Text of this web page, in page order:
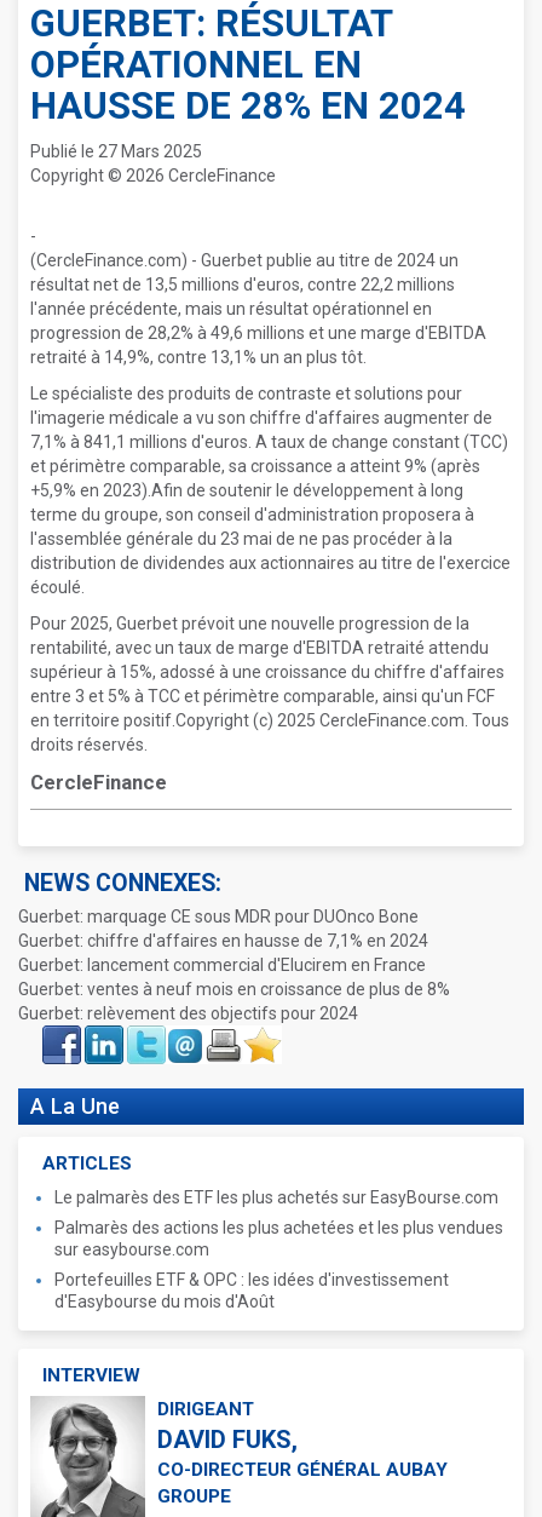
GUERBET: RÉSULTAT
OPÉRATIONNEL EN
HAUSSE DE 28% EN 2024
Publié le 27 Mars 2025
Copyright © 2026 CercleFinance
-
(CercleFinance.com) - Guerbet publie au titre de 2024 un
résultat net de 13,5 millions d'euros, contre 22,2 millions
l'année précédente, mais un résultat opérationnel en
progression de 28,2% à 49,6 millions et une marge d'EBITDA
retraité à 14,9%, contre 13,1% un an plus tôt.
Le spécialiste des produits de contraste et solutions pour
l'imagerie médicale a vu son chiffre d'affaires augmenter de
7,1% à 841,1 millions d'euros. A taux de change constant (TCC)
et périmètre comparable, sa croissance a atteint 9% (après
+5,9% en 2023).Afin de soutenir le développement à long
terme du groupe, son conseil d'administration proposera à
l'assemblée générale du 23 mai de ne pas procéder à la
distribution de dividendes aux actionnaires au titre de l'exercice
écoulé.
Pour 2025, Guerbet prévoit une nouvelle progression de la
rentabilité, avec un taux de marge d'EBITDA retraité attendu
supérieur à 15%, adossé à une croissance du chiffre d'affaires
entre 3 et 5% à TCC et périmètre comparable, ainsi qu'un FCF
en territoire positif.Copyright (c) 2025 CercleFinance.com. Tous
droits réservés.
CercleFinance
NEWS CONNEXES:
Guerbet: marquage CE sous MDR pour DUOnco Bone
Guerbet: chiffre d'affaires en hausse de 7,1% en 2024
Guerbet: lancement commercial d'Elucirem en France
Guerbet: ventes à neuf mois en croissance de plus de 8%
Guerbet: relèvement des objectifs pour 2024
Face
book
LinkIn Twitter Envoyer ImprimerFavoris
A La Une
ARTICLES
Le palmarès des ETF les plus achetés sur EasyBourse.com
Palmarès des actions les plus achetées et les plus vendues
sur easybourse.com
Portefeuilles ETF & OPC : les idées d'investissement
d'Easybourse du mois d'Août
INTERVIEW
DIRIGEANT
DAVID FUKS,
CO-DIRECTEUR GÉNÉRAL AUBAY
GROUPE